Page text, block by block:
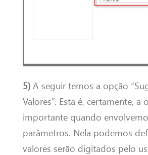
5) A seguir temos a opção
Valores”. Esta é, certamente, a
importante quando
parâmetros. Nela podemos
valores serão digitados pelo